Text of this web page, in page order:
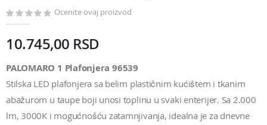
Ocenite ovaj proizvod
10.745,00 RSD
PALOMARO 1 Plafonjera 96539
Stilska LED plafonjera sa belim plastičnim kućištem i tkanim
abažurom u taupe boji unosi toplinu u svaki enterijer. Sa 2.000
lm, 3000K i mogućnošću zatamnjivanja, idealna je za dnevne